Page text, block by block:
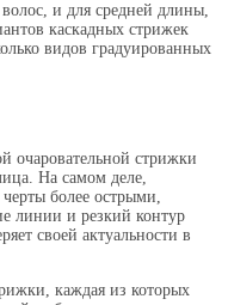
и для средней длины,
каскадных стрижек
видов градуированных
очаровательной стрижки
На самом деле,
более острыми,
линии и резкий контур
своей актуальности в
каждая из которых